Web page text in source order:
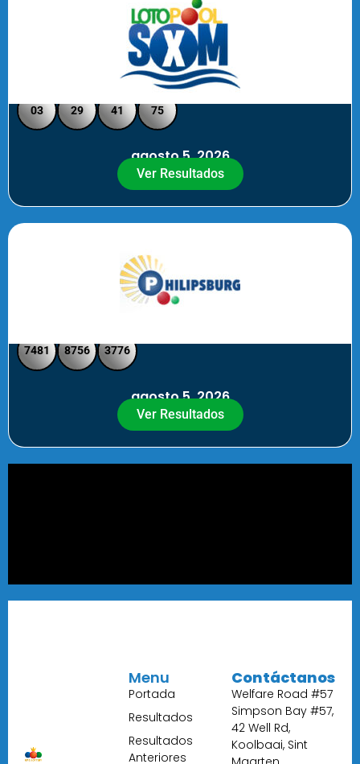
Loto Pool SXM Noche
03 29 41 75
agosto 5, 2026
Ver Resultados
7481 8756 3776
agosto 5, 2026
Ver Resultados
Menu
Portada
Resultados
Resultados
Anteriores
Contáctanos
Welfare Road #57
Simpson Bay #57,
42 Well Rd,
Koolbaai, Sint